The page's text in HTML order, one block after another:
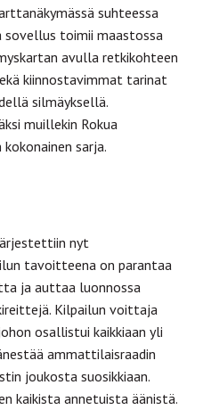
suhteessa
sovellus toimii maastossa
avulla retkikohteen
kiinnostavimmat tarinat
silmäyksellä.
muillekin Rokua
sarja.
nyt
tavoitteena on parantaa
ja auttaa luonnossa
Kilpailun voittaja
osallistui kaikkiaan yli
ammattilaisraadin
joukosta suosikkiaan.
kaikista annetuista äänistä.